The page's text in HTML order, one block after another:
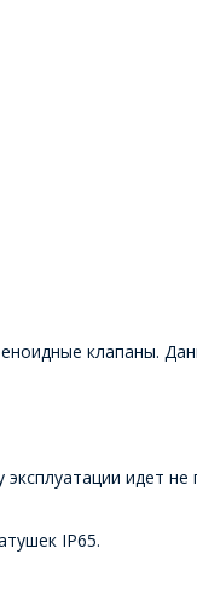
клапаны.
идет
IP65.